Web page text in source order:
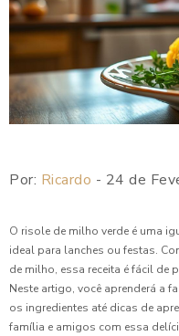
Por: Ricardo - 24 de
O risole de milho verde é uma
ideal para lanches ou festas.
de milho, essa receita é fácil de
Neste artigo, você aprenderá a
os ingredientes até dicas de
família e amigos com essa